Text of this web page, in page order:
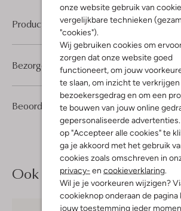
onze website gebruik van
vergelijkbare technieken
"cookies").
Wij gebruiken cookies om
zorgen dat onze website goed
functioneert, om jouw
te slaan, om inzicht te verkrijgen
bezoekersgedrag en om een
te bouwen van jouw online
gepersonaliseerde
op "Accepteer alle cookies" te
ga je akkoord met het gebruik
cookies zoals omschreven in
privacy- en cookieverklaring.
Wil je je voorkeuren wijzigen?
cookieknop onderaan de pagina
jouw toestemming ieder
Product informatie
Beoordelingen (1) 5/5
1
5
Sterren
Bezorgen & retourneren
Ook iets voor jou?